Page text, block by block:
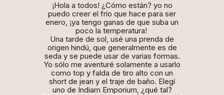
¡Hola a todos! ¿Cómo están? yo no
puedo creer el frío que hace para ser
enero, ¡ya tengo ganas de que suba un
poco la temperatura!
Una tarde de sol, usé una prenda de
origen hindú, que generalmente es de
seda y se puede usar de varias formas.
Yo sólo me aventuré solamente a usarlo
como top y falda de tiro alto con un
short de jean y el traje de baño. Elegí
uno de Indiam Emporium, ¿qué tal?